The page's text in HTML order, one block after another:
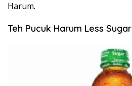
Harum.
Teh Pucuk Harum Less Sugar